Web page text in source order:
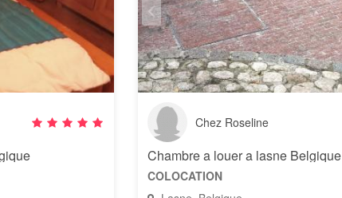
Chez Roseline
Chambre a louer a lasne Belgique
COLOCATION